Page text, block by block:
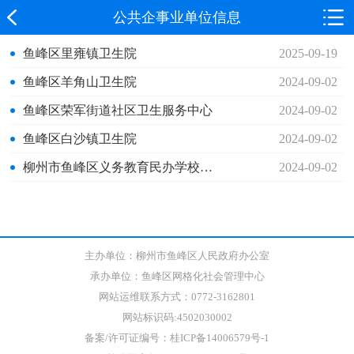
公共企事业单位信息
鱼峰区里雍镇卫生院 2025-09-19
鱼峰区羊角山卫生院 2024-09-02
鱼峰区荣军街道社区卫生服务中心 2024-09-02
鱼峰区白沙镇卫生院 2024-09-02
柳州市鱼峰区义务教育民办学校基本信息 2024-09-02
主办单位：柳州市鱼峰区人民政府办公室
承办单位：鱼峰区网格化社会管理中心
网站运维联系方式：0772-3162801
网站标识码:4502030002
备案/许可证编号：桂ICP备14006579号-1